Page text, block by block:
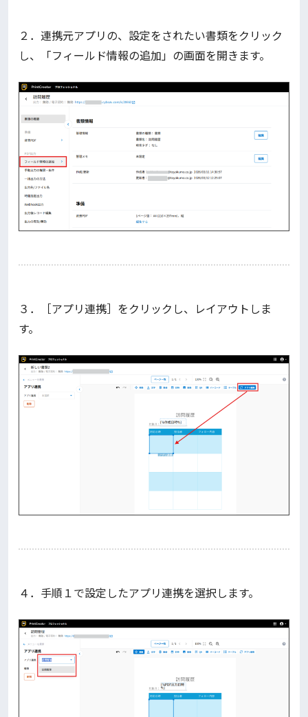
２．連携元アプリの、設定をされたい書類をクリック
し、「フィールド情報の追加」の画面を開きます。
３．［アプリ連携］をクリックし、レイアウトしま
す。
４．手順１で設定したアプリ連携を選択します。